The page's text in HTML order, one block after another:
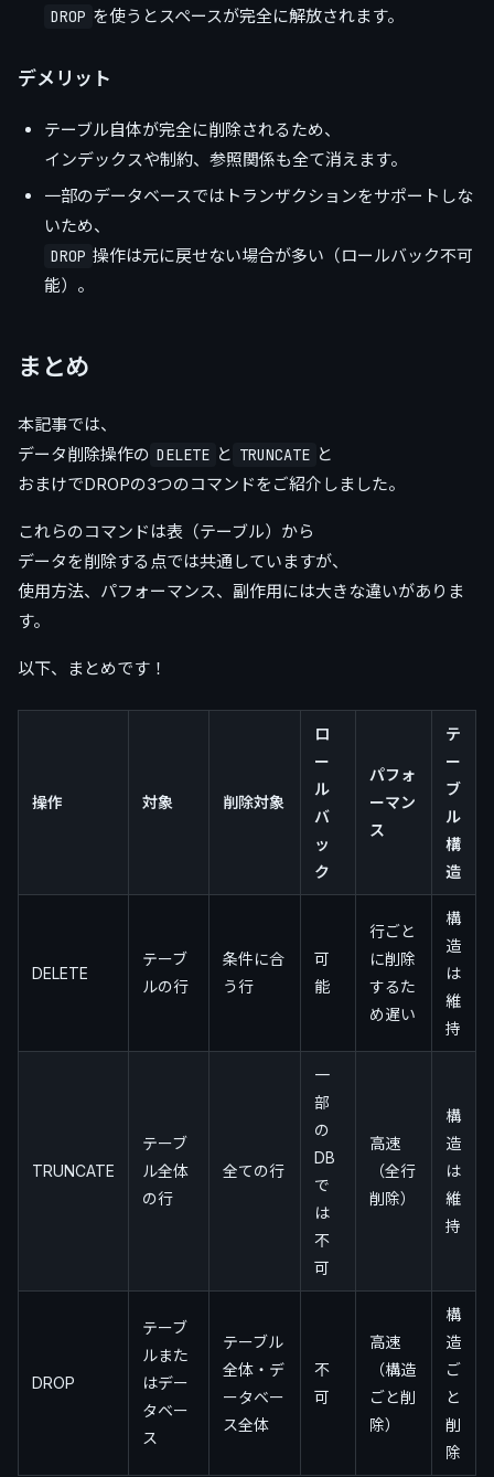
DROP を使うとスペースが完全に解放されます。
デメリット
テーブル自体が完全に削除されるため、
インデックスや制約、参照関係も全て消えます。
一部のデータベースではトランザクションをサポートしな
いため、
DROP 操作は元に戻せない場合が多い（ロールバック不可
能）。
まとめ
本記事では、
データ削除操作の DELETE と TRUNCATE と
おまけでDROPの3つのコマンドをご紹介しました。
これらのコマンドは表（テーブル）から
データを削除する点では共通していますが、
使用方法、パフォーマンス、副作用には大きな違いがありま
す。
以下、まとめです！
操作 対象 削除対象
ロ
ー
ル
バ
ッ
ク
パフォ
ーマン
ス
テ
ー
ブ
ル
構
造
DELETE
テーブ
ルの行
条件に合
う行
可
能
行ごと
に削除
するた
め遅い
構
造
は
維
持
TRUNCATE
テーブ
ル全体
の行
全ての行
一
部
の
DB
で
は
不
可
高速
（全行
削除）
構
造
は
維
持
DROP
テーブ
ルまた
はデー
タベー
ス
テーブル
全体・デ
ータベー
ス全体
不
可
高速
（構造
ごと削
除）
構
造
ご
と
削
除